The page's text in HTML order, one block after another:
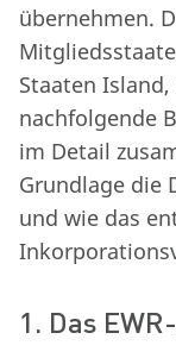
übernehmen.
Staaten
nachfolgende
im Detail
Grundlage die
und wie das
1. Das